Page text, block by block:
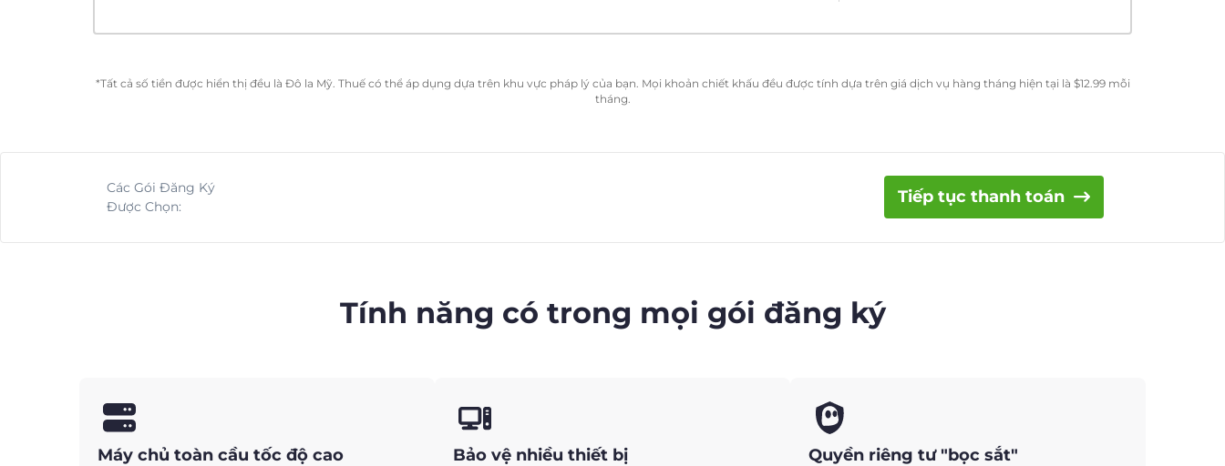
*Tất cả số tiền được hiển thị đều là Đô la Mỹ. Thuế có thể áp dụng dựa trên khu vực pháp lý của bạn. Mọi khoản chiết khấu đều được tính dựa trên giá dịch vụ hàng tháng hiện tại là $12.99mỗi
tháng.
Các Gói Đăng Ký
Được Chọn:
Tiếp tục thanh toán
Tính năng có trong mọi gói đăng ký
Máy chủ toàn cầu tốc độ cao Bảo vệ nhiều thiết bị Quyền riêng tư "bọc sắt"